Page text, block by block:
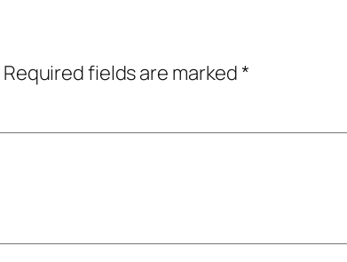
Required fields are marked*